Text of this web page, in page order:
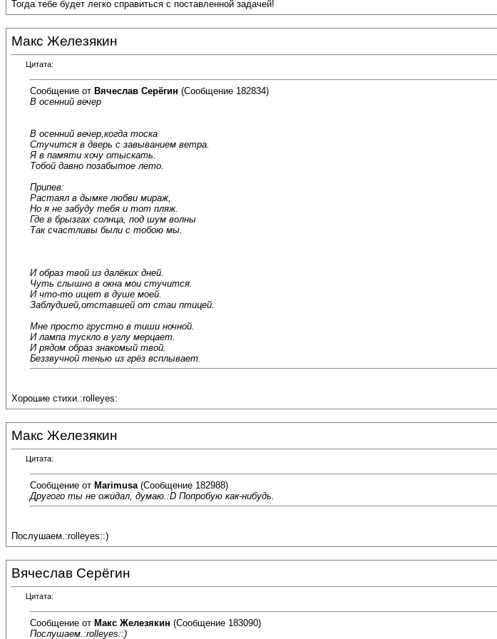
Тогда тебе будет легко справиться с поставленной задачей!
Макс Железякин
Цитата:
Сообщение от Вячеслав Серёгин (Сообщение 182834)
В осенний вечер
В осенний вечер,когда тоска
Стучится в дверь с завыванием ветра.
Я в памяти хочу отыскать.
Тобой давно позабытое лето.
Припев:
Растаял в дымке любви мираж,
Но я не забуду тебя и тот пляж.
Где в брызгах солнца, под шум волны
Так счастливы были с тобою мы.
И образ твой из далёких дней.
Чуть слышно в окна мои стучится.
И что-то ищет в душе моей.
Заблудшей,отставшей от стаи птицей.
Мне просто грустно в тиши ночной.
И лампа тускло в углу мерцает.
И рядом образ знакомый твой.
Беззвучной тенью из грёз всплывает.
Хорошие стихи.:rolleyes:
Макс Железякин
Цитата:
Сообщение от Marimusa (Сообщение 182988)
Другого ты не ожидал, думаю.:D Попробую как-нибудь.
Послушаем.:rolleyes::)
Вячеслав Серёгин
Цитата:
Сообщение от Макс Железякин (Сообщение 183090)
Послушаем.:rolleyes::)